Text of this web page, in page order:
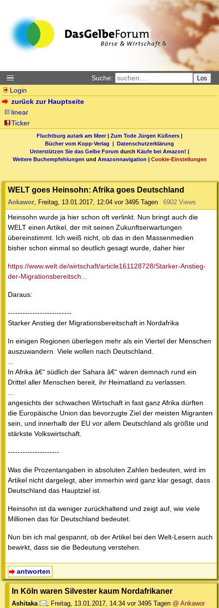
Suche: Los
Login
zurück zur Hauptseite
linear
Ticker
Fluchtburg autark am Meer| Zum Tode Jürgen Küßners |
Bücher vom Kopp-Verlag | Datenschutzerklärung
Unterstützen Sie das Gelbe Forum durch Käufe bei Amazon! |
Weitere Buchempfehlungen und Amazonnavigation | Cookie-Einstellungen
WELT goes Heinsohn: Afrika goes Deutschland
Ankawor, Freitag, 13.01.2017, 12:04 vor 3495 Tagen 6902 Views
Heinsohn wurde ja hier schon oft verlinkt. Nun bringt auch die
WELT einen Artikel, der mit seinen Zukunftserwartungen
übereinstimmt. Ich weiß nicht, ob das in den Massenmedien
bisher schon einmal so deutlich gesagt wurde, daher hier
https://www.welt.de/wirtschaft/article161128728/Starker-Anstieg-
der-Migrationsbereitsch...
Daraus:
--------------------------
Starker Anstieg der Migrationsbereitschaft in Nordafrika
In einigen Regionen überlegen mehr als ein Viertel der Menschen
auszuwandern. Viele wollen nach Deutschland.
...
In Afrika â€“ südlich der Sahara â€“ wären demnach rund ein
Drittel aller Menschen bereit, ihr Heimatland zu verlassen.
...
angesichts der schwachen Wirtschaft in fast ganz Afrika dürften
die Europäische Union das bevorzugte Ziel der meisten Migranten
sein, und innerhalb der EU vor allem Deutschland als größte und
stärkste Volkswirtschaft.
---------------------
Was die Prozentangaben in absoluten Zahlen bedeuten, wird im
Artikel nicht dargelegt, aber immerhin wird ganz klar gesagt, dass
Deutschland das Hauptziel ist.
Heinsohn ist da weniger zurückhaltend und zeigt auf, wie viele
Millionen das für Deutschland bedeutet.
Nun bin ich mal gespannt, ob der Artikel bei den Welt-Lesern auch
bewirkt, dass sie die Bedeutung verstehen.
antworten
In Köln waren Silvester kaum Nordafrikaner
Ashitaka , Freitag, 13.01.2017, 14:34 vor 3495 Tagen @ Ankawor